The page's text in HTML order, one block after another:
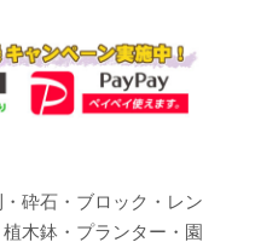
砕石・ブロック・レン
木鉢・プランター・園